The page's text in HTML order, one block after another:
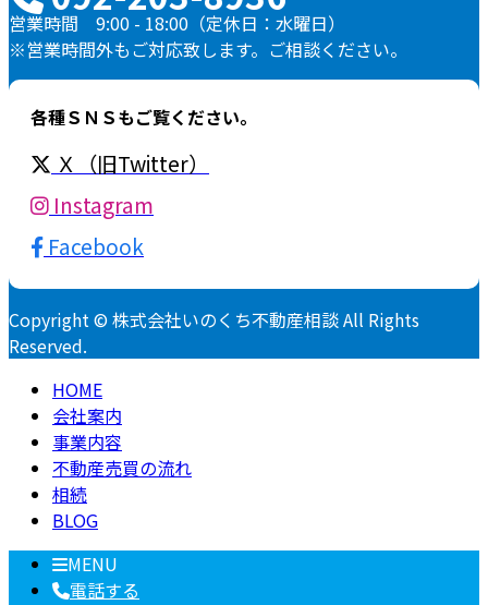
営業時間 9:00 - 18:00（定休日：水曜日）
※営業時間外もご対応致します。ご相談ください。
各種ＳＮＳもご覧ください。
Ｘ（旧Twitter）
Instagram
Facebook
Copyright © 株式会社いのくち不動産相談 All Rights
Reserved.
HOME
会社案内
事業内容
不動産売買の流れ
相続
BLOG
MENU
電話する